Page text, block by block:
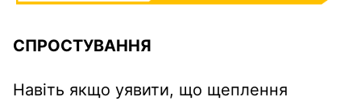
СПРОСТУВАННЯ
Навіть якщо уявити, що щеплення